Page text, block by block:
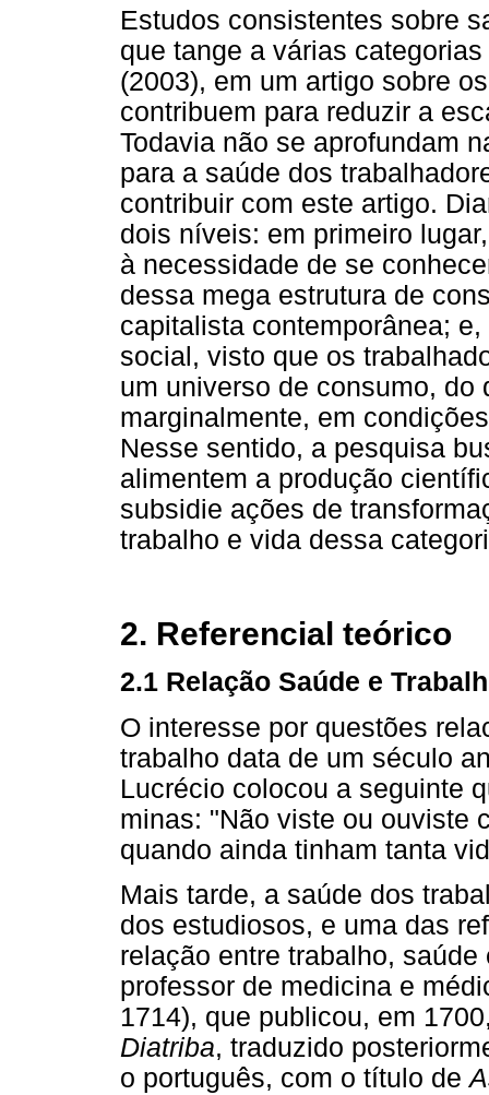
Estudos consistentes sobre
que tange a várias
(2003), em um artigo sobre
contribuem para reduzir a
Todavia não se aprofundam
para a saúde dos
contribuir com este artigo.
dois níveis: em primeiro
à necessidade de se
dessa mega estrutura de
capitalista contemporânea;
social, visto que os
um universo de consumo, do
marginalmente, em
Nesse sentido, a pesquisa
alimentem a produção
subsidie ações de
trabalho e vida dessa
2. Referencial teórico
2.1 Relação Saúde e
O interesse por questões
trabalho data de um século
Lucrécio colocou a seguinte
minas: "Não viste ou ouviste
quando ainda tinham tanta
Mais tarde, a saúde dos
dos estudiosos, e uma das
relação entre trabalho,
professor de medicina e
1714), que publicou, em
Diatriba, traduzido
o português, com o título de